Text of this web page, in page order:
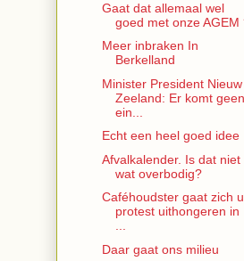
Gaat dat allemaal wel
goed met onze AGEM
Meer inbraken In
Berkelland
Minister President Nieuw
Zeeland: Er komt geen
ein...
Echt een heel goed idee
Afvalkalender. Is dat niet
wat overbodig?
Caféhoudster gaat zich
protest uithongeren in
...
Daar gaat ons milieu